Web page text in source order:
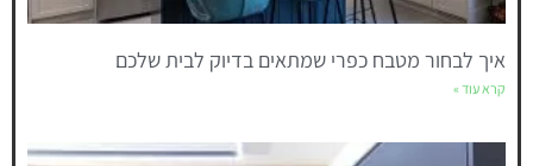
איך לבחור מטבח כפרי שמתאים בדיוק לבית שלכם
קרא עוד »